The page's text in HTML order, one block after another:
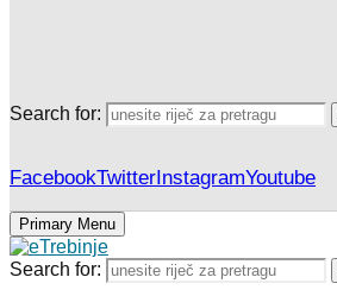
Search for:
FacebookTwitterInstagramYoutube
Primary Menu
Search for: